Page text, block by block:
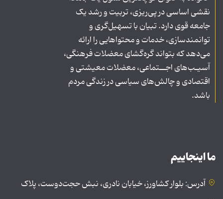
نقشی اساسی در پی‌ریزی، تربیت و رشد یک
جامعه قوی دارد. تبیان با تسهیل‌گری و
توانمندسازی، خدمات و محتواهایی را ارائه
می‌دهد که بتواند گره‌گشای معضلات فرهنگی،
آسیـب‌های اجــتماعی، معضلات معیشتی و
اقتصادی و چالش‌های سیاسی در زندگی مردم
باشد.
ما اینجاییم
آدرس: بلوار کشاورز، خیابان نادری، نبش حجت‌دوست، پلاک